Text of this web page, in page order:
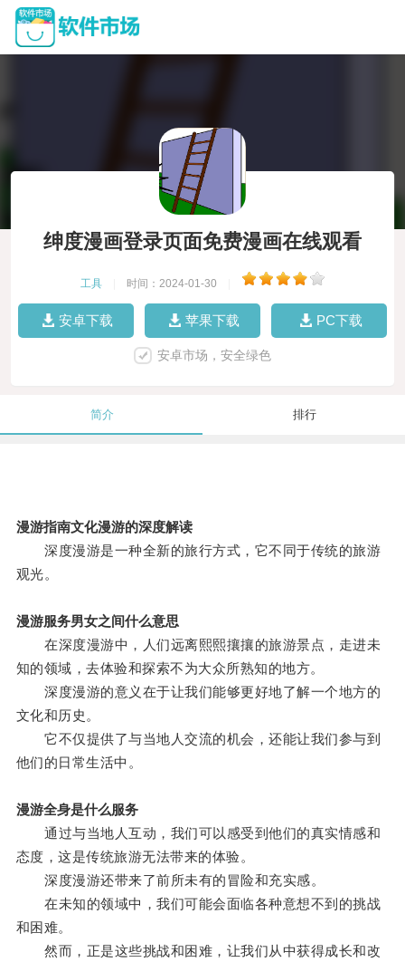
绅度漫画登录页面免费漫画在线观看
工具 时间：2024-01-30
安卓下载 苹果下载 PC下载
安卓市场，安全绿色
简介 排行
漫游指南文化漫游的深度解读
深度漫游是一种全新的旅行方式，它不同于传统的旅游
观光。
漫游服务男女之间什么意思
在深度漫游中，人们远离熙熙攘攘的旅游景点，走进未
知的领域，去体验和探索不为大众所熟知的地方。
深度漫游的意义在于让我们能够更好地了解一个地方的
文化和历史。
它不仅提供了与当地人交流的机会，还能让我们参与到
他们的日常生活中。
漫游全身是什么服务
通过与当地人互动，我们可以感受到他们的真实情感和
态度，这是传统旅游无法带来的体验。
深度漫游还带来了前所未有的冒险和充实感。
在未知的领域中，我们可能会面临各种意想不到的挑战
和困难。
然而，正是这些挑战和困难，让我们从中获得成长和改